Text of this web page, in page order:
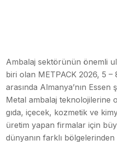
Ambalaj sektörünün önemli
biri olan METPACK 2026, 5 –
arasında Almanya’nın
Metal ambalaj teknolojilerine
gıda, içecek, kozmetik ve
üretim yapan firmalar için
dünyanın farklı bölgelerinden